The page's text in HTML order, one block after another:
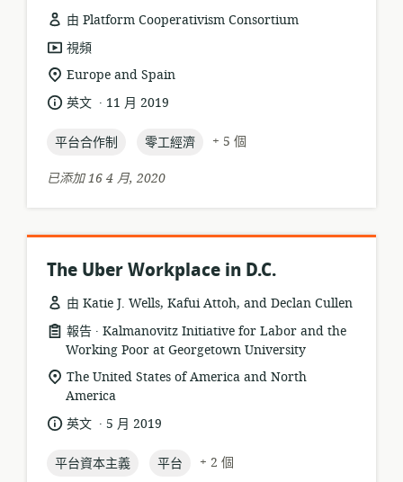
由 Platform Cooperativism Consortium
資
源
式:
視頻
相
關
位
置:
Europe and Spain
語 英文 .
發
日
11 月 2019
topic:
平台合作制 topic:
零工經濟
+ 5 個
已添加 16 4 月, 2020
The Uber Workplace in D.C.
由 Katie J. Wells, Kafui Attoh, and Declan Cullen
資
源
格
式:
報告 .
發
布
者:
Kalmanovitz Initiative for Labor and the
Working Poor at Georgetown University
相
關
位
The United States of America and North
America
語 英文 .
發
日
5 月 2019
topic:
平台資本主義 topic:
平台
+ 2 個